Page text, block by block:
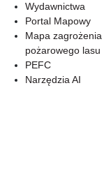
Wydawnictwa
Portal Mapowy
Mapa zagrożenia
pożarowego lasu
PEFC
Narzędzia AI